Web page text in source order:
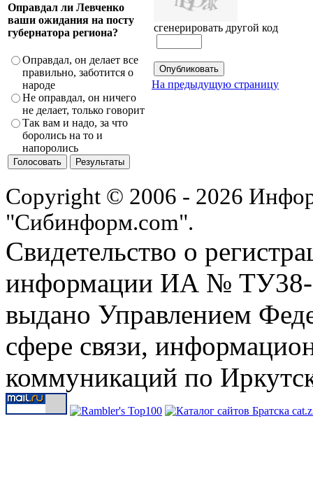
Оправдал ли Левченко
ваши ожидания на посту
губернатора региона?
Оправдал, он делает все
правильно, заботится о
народе
Не оправдал, он ничего
не делает, только говорит
Так вам и надо, за что
боролись на то и
напоролись
сгенерировать другой код
На предыдущую страницу
Copyright © 2006 - 2026
"Сибинформ.com".
Свидетельство о
информации ИА № ТУ38-
выдано Управлением
сфере связи,
коммуникаций по